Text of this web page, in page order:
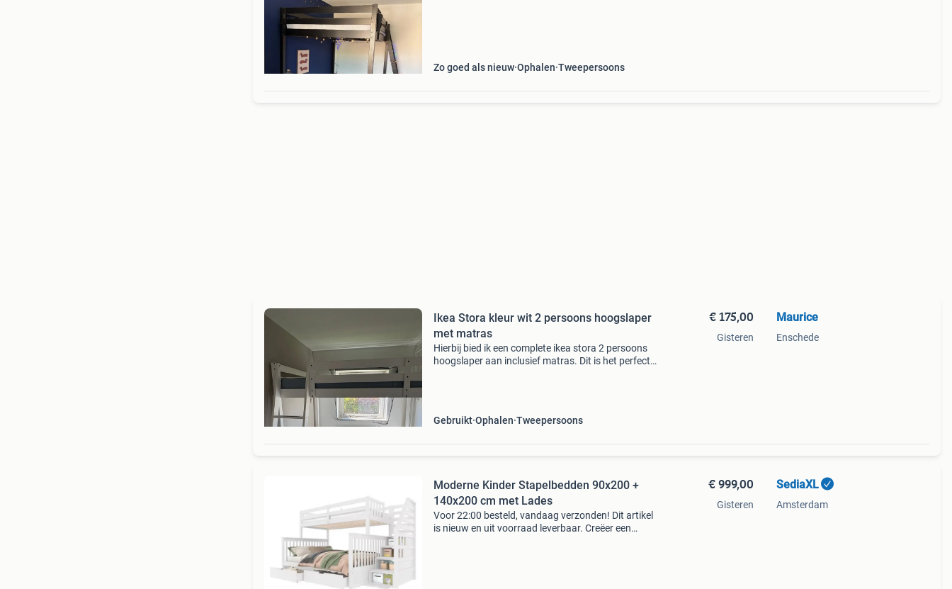
Zo goed als nieuw Ophalen Tweepersoons
Ikea Stora kleur wit 2 persoons hoogslaper
met matras
Hierbij bied ik een complete ikea stora 2 persoons
hoogslaper aan inclusief matras. Dit is het perfecte
Gebruikt Ophalen Tweepersoons
€ 175,00
Gisteren
Maurice
Enschede
Moderne Kinder Stapelbedden 90x200 +
140x200 cm met Lades
Voor 22:00 besteld, vandaag verzonden! Dit artikel
is nieuw en uit voorraad leverbaar. Creëer een
€ 999,00
Gisteren
SediaXL
Amsterdam